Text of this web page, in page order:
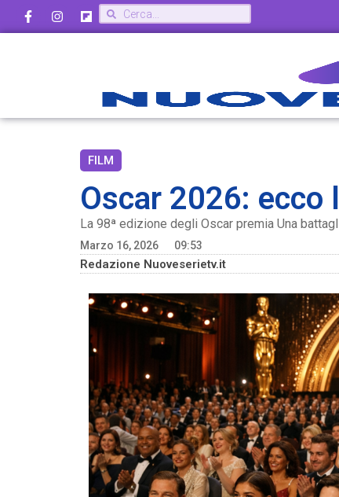
FILM
Oscar 2026:
La 98ª edizione degli Oscar premia Una
Marzo 16, 2026 09:53
Redazione Nuoveserietv.it